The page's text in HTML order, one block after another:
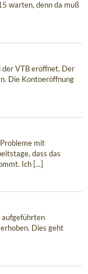
warten, denn da muß
der VTB eröffnet. Der
Die Kontoeröffnung
mit
dass das
Ich [...]
aufgeführten
Dies geht